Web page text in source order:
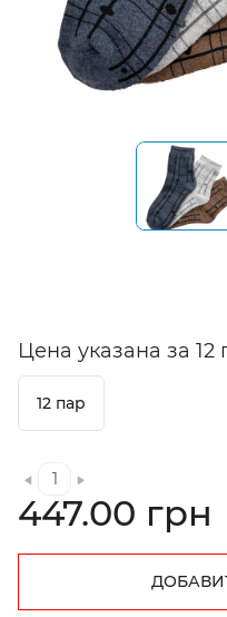
Цена указана за 12
12 пар
447.00 грн